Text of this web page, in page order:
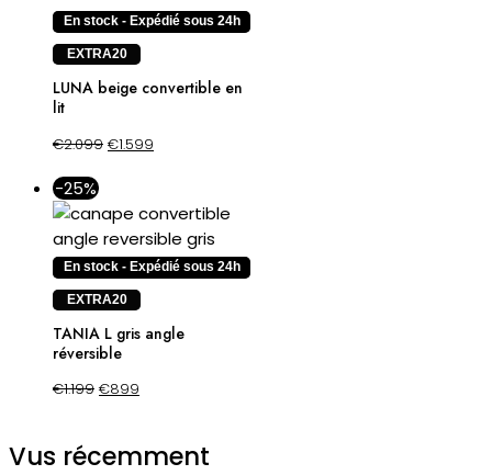
En stock - Expédié sous 24h
EXTRA20
LUNA beige convertible en
lit
€2.099 €1.599
-25%
En stock - Expédié sous 24h
EXTRA20
TANIA L gris angle
réversible
€1.199 €899
Vus récemment